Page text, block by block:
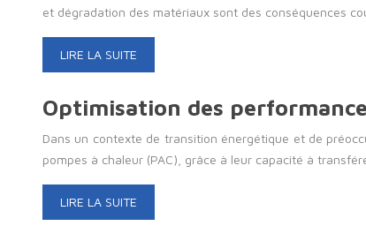
et dégradation des matériaux sont des conséquences
LIRE LA SUITE
Optimisation des
Dans un contexte de transition énergétique et de
pompes à chaleur (PAC), grâce à leur capacité à
LIRE LA SUITE